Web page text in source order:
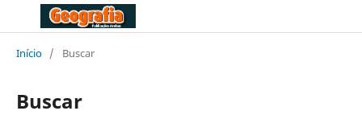
Início / Buscar
Buscar